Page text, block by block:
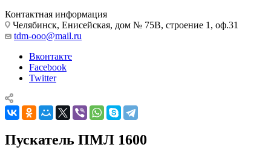
Контактная информация
Челябинск, Енисейская, дом № 75В, строение 1, оф.31
tdm-ooo@mail.ru
Вконтакте
Facebook
Twitter
Пускатель ПМЛ 1600